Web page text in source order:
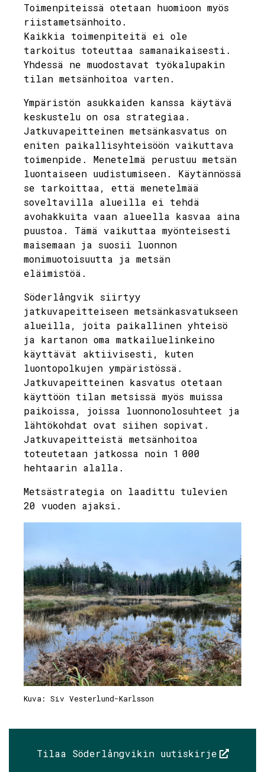
Toimenpiteissä otetaan huomioon myös
riistametsänhoito.
Kaikkia toimenpiteitä ei ole
tarkoitus toteuttaa samanaikaisesti.
Yhdessä ne muodostavat työkalupakin
tilan metsänhoitoa varten.
Ympäristön asukkaiden kanssa käytävä
keskustelu on osa strategiaa.
Jatkuvapeitteinen metsänkasvatus on
eniten paikallisyhteisöön vaikuttava
toimenpide. Menetelmä perustuu metsän
luontaiseen uudistumiseen. Käytännössä
se tarkoittaa, että menetelmää
soveltavilla alueilla ei tehdä
avohakkuita vaan alueella kasvaa aina
puustoa. Tämä vaikuttaa myönteisesti
maisemaan ja suosii luonnon
monimuotoisuutta ja metsän
eläimistöä.
Söderlångvik siirtyy
jatkuvapeitteiseen metsänkasvatukseen
alueilla, joita paikallinen yhteisö
ja kartanon oma matkailuelinkeino
käyttävät aktiivisesti, kuten
luontopolkujen ympäristössä.
Jatkuvapeitteinen kasvatus otetaan
käyttöön tilan metsissä myös muissa
paikoissa, joissa luonnonolosuhteet ja
lähtökohdat ovat siihen sopivat.
Jatkuvapeitteistä metsänhoitoa
toteutetaan jatkossa noin 1 000
hehtaarin alalla.
Metsästrategia on laadittu tulevien
20 vuoden ajaksi.
Kuva: Siv Vesterlund-Karlsson
Tilaa Söderlångvikin uutiskirje